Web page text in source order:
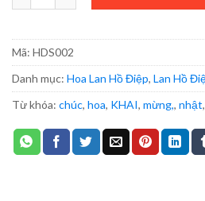
Mã: HDS002
Danh mục: Hoa Lan Hồ Điệp, Lan Hồ
Từ khóa: chúc, hoa, KHAI, mừng,, nhật,